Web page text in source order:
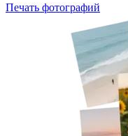
Печать фотографий